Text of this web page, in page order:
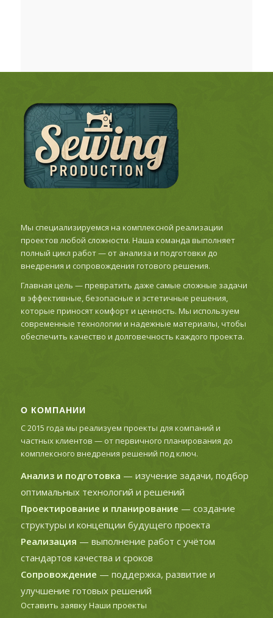
Мы специализируемся на комплексной реализации
проектов любой сложности. Наша команда выполняет
полный цикл работ — от анализа и подготовки до
внедрения и сопровождения готового решения.
Главная цель — превратить даже самые сложные задачи
в эффективные, безопасные и эстетичные решения,
которые приносят комфорт и ценность. Мы используем
современные технологии и надежные материалы, чтобы
обеспечить качество и долговечность каждого проекта.
О КОМПАНИИ
С 2015 года мы реализуем проекты для компаний и
частных клиентов — от первичного планирования до
комплексного внедрения решений под ключ.
Анализ и подготовка — изучение задачи, подбор
оптимальных технологий и решений
Проектирование и планирование — создание
структуры и концепции будущего проекта
Реализация — выполнение работ с учётом
стандартов качества и сроков
Сопровождение — поддержка, развитие и
улучшение готовых решений
Оставить заявкуНаши проекты